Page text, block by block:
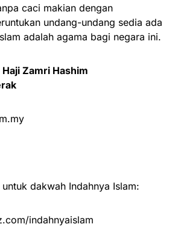
caci makian dengan
undang-undang sedia ada
adalah agama bagi negara ini.
Zamri Hashim
dakwah Indahnya Islam:
indahnyaislam